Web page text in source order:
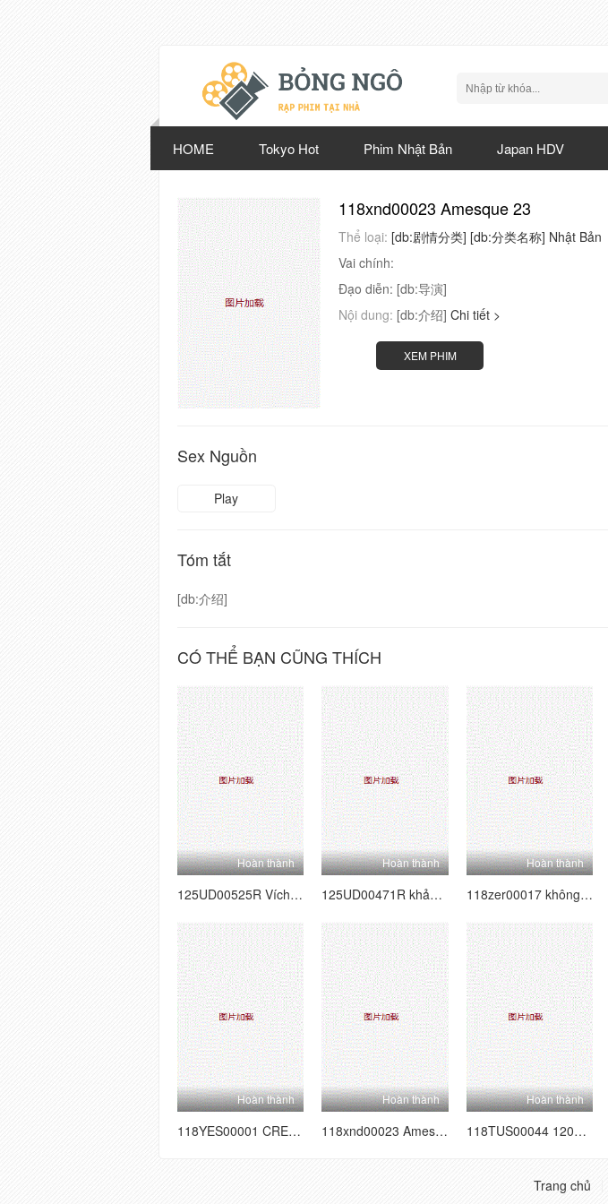
HOME Tokyo Hot Phim Nhật Bản Japan HDV
118xnd00023 Amesque 23
Thể loại: [db:剧情分类] [db:分类名称] Nhật Bản
Vai chính:
Đạo diễn: [db:导演]
Nội dung: [db:介绍] Chi tiết >
XEM PHIM
Sex Nguồn
Play
Tóm tắt
[db:介绍]
CÓ THỂ BẠN CŨNG THÍCH
Hoàn thành
125UD00525R Vích loạn 7 người cha và mẹ kế ma quỷ
Hoàn thành
125UD00471R khảm kỹ thuật số Slut 8 tốt nhất
Hoàn thành
118zer00017 không nhiều hơn nghiệp dư, ít hơn nữ diễn viên 17 Ariki Carrera
Hoàn thành
118YES00001 CREAMPIE CHỈ ◆ Học sinh đại học nữ 01
Hoàn thành
118xnd00023 Amesque 23
Hoàn thành
118TUS00044 120% Huyền thoại thông minh mềm thật Vol.44
Trang chủ